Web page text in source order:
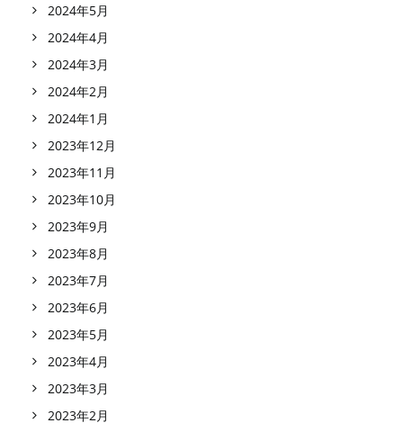
2024年5月
2024年4月
2024年3月
2024年2月
2024年1月
2023年12月
2023年11月
2023年10月
2023年9月
2023年8月
2023年7月
2023年6月
2023年5月
2023年4月
2023年3月
2023年2月